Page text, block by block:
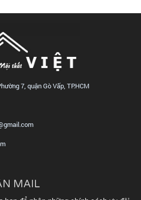
7, quận Gò Vấp, TP.HCM
MAIL